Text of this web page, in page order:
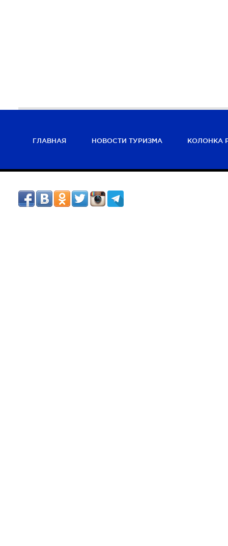
ГЛАВНАЯ НОВОСТИ ТУРИЗМА КОЛОНКА